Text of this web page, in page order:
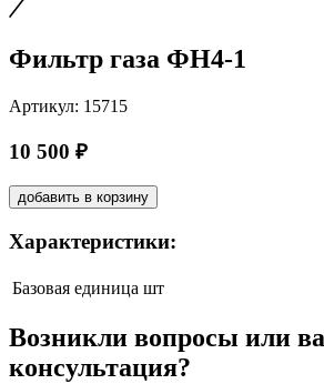
Фильтр газа ФН4-1
Артикул: 15715
10 500 ₽
добавить в корзину
Характеристики:
Базовая единица шт
Возникли вопросы или
консультация?